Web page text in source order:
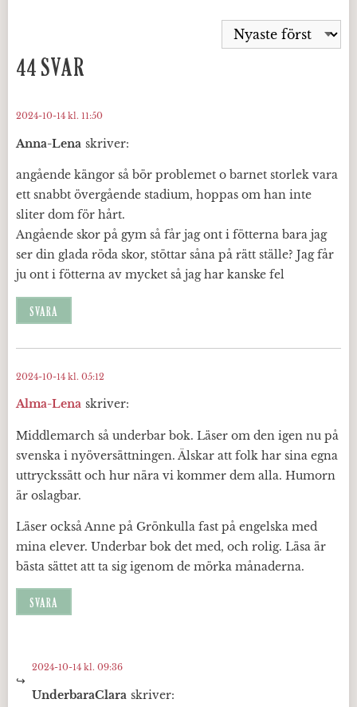
44 SVAR
Anna-Lena skriver:
2024-10-14 kl. 11:50
angående kängor så bör problemet o barnet storlek vara
ett snabbt övergående stadium, hoppas om han inte
sliter dom för hårt.
Angående skor på gym så får jag ont i fötterna bara jag
ser din glada röda skor, stöttar såna på rätt ställe? Jag får
ju ont i fötterna av mycket så jag har kanske fel
SVARA
Alma-Lena skriver:
2024-10-14 kl. 05:12
Middlemarch så underbar bok. Läser om den igen nu på
svenska i nyöversättningen. Älskar att folk har sina egna
uttryckssätt och hur nära vi kommer dem alla. Humorn
är oslagbar.
Läser också Anne på Grönkulla fast på engelska med
mina elever. Underbar bok det med, och rolig. Läsa är
bästa sättet att ta sig igenom de mörka månaderna.
SVARA
UnderbaraClara skriver:
2024-10-14 kl. 09:36